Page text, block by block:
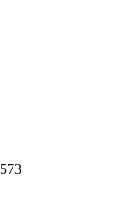
573